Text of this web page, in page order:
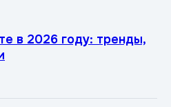
в 2026 году: тренды,